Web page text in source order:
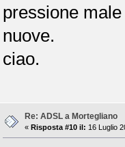
pressione
nuove.
ciao.
Re: ADSL a Mortegliano
« Risposta #10 il: 16 Luglio